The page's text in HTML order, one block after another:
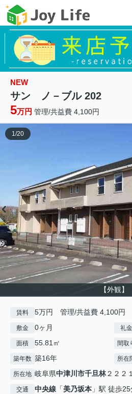
NEW
サン ノ－ブル 202
5万円 管理/共益費 4,100円
【外観】
1 /20
賃料 5万円 管理/共益費 4,100円
敷金 0ヶ月 礼金
面積 55.81㎡ 間取
築年数 築16年 所在
所在地 岐阜県中津川市千旦林２２２
交通 中央線 「美乃坂本 」駅 徒歩